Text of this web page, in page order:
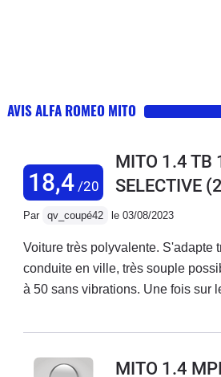
AVIS ALFA ROMEO MITO
18,4/20
MITO 1.4 TB
SELECTIVE
Par qv_coupé42 le 03/08/2023
Voiture très polyvalente. S'adapte
conduite en ville, très souple
à 50 sans vibrations. Une fois sur
voiture est imaginée pour cela.
vrai plaisir de conduite. Sur
MITO 1.4